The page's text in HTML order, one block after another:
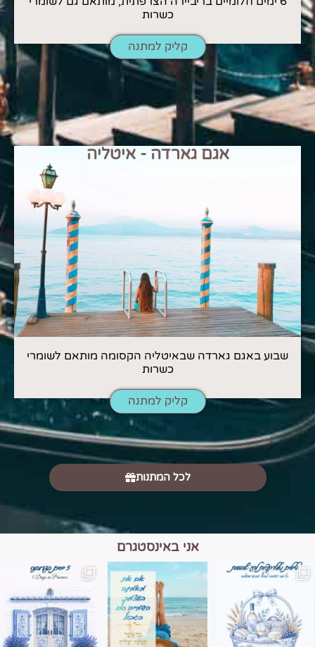
כשרות
קליק למתנה
אגם גארדה - איטליה
שבוע באגם גארדה שבאיטליה הקסומה מותאם לשומרי
כשרות
קליק למתנה
לכל המתנות
אני באינסטגרם
הם הגבול 💙🩵